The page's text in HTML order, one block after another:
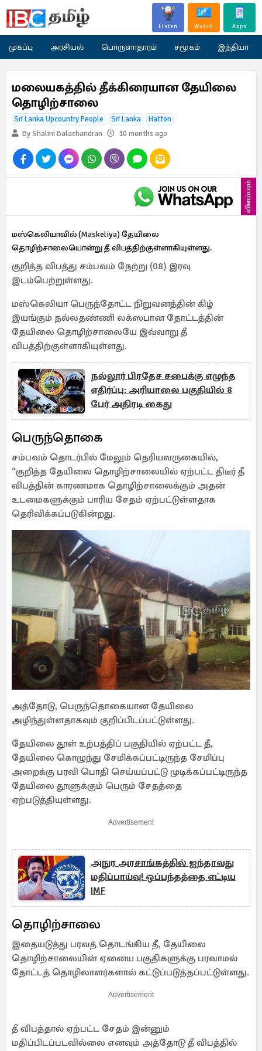
Listen Watch Apps
முகப்பு அரசியல் பொருளாதாரம் சமூகம் இந்தியா
மலையகத்தில் தீக்கிரையான தேயிலை
தொழிற்சாலை
Sri Lanka Upcountry People Sri Lanka
Hatton
By Shalini Balachandran
10 months ago
விளம்பரம்
மஸ்கெலியாவில் (Maskeliya) தேயிலை
தொழிற்சாலையொன்று தீ விபத்திற்குள்ளாகியுள்ளது.
குறித்த விபத்து சம்பவம் நேற்று (08) இரவு
இடம்பெற்றுள்ளது.
மஸ்கெலியா பெருந்தோட்ட நிறுவனத்தின் கிழ்
இயங்கும் நல்லதண்ணி லக்ஸபான தோட்டத்தின்
தேயிலை தொழிற்சாலையே இவ்வாறு தீ
விபத்திற்குள்ளாகியுள்ளது.
நல்லூர் பிரதேச சபைக்கு எழுந்த
எதிர்ப்பு: அரியாலை பகுதியில் 8
பேர் அதிரடி கைது
பெருந்தொகை
சம்பவம் தொடர்பில் மேலும் தெரியவருகையில்,
“குறித்த தேயிலை தொழிற்சாலையில் ஏற்பட்ட திடீர் தீ
விபத்தின் காரணமாக தொழிற்சாலைக்கும் அதன்
உடமைகளுக்கும் பாரிய சேதம் ஏற்பட்டுள்ளதாக
தெரிவிக்கப்படுகின்றது.
அத்தோடு, பெருந்தொகையான தேயிலை
அழிந்துள்ளதாகவும் குறிப்பிடப்பட்டுள்ளது.
தேயிலை தூள் உற்பத்திப் பகுதியில் ஏற்பட்ட தீ,
தேயிலை கொழுந்து சேமிக்கப்பட்டிருந்த சேமிப்பு
அறைக்கு பரவி பொதி செய்யப்பட்டு முடிக்கப்பட்டிருந்த
தேயிலை தூளுக்கும் பெரும் சேதத்தை
ஏற்படுத்தியுள்ளது.
Advertisement
அநுர அரசாங்கத்தில் ஐந்தாவது
மதிப்பாய்வு! ஒப்பந்தத்தை எட்டிய
IMF
தொழிற்சாலை
இதையடுத்து பரவத் தொடங்கிய தீ, தேயிலை
தொழிற்சாலையின் ஏனைய பகுதிகளுக்கு பரவாமல்
தோட்டத் தொழிலாளர்களால் கட்டுப்படுத்தப்பட்டுள்ளது.
Advertisement
தீ விபத்தால் ஏற்பட்ட சேதம் இன்னும்
மதிப்பிடப்படவில்லை எனவும் அத்தோடு தீ விபத்தில்